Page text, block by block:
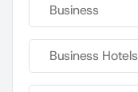
Business
Business Hotels